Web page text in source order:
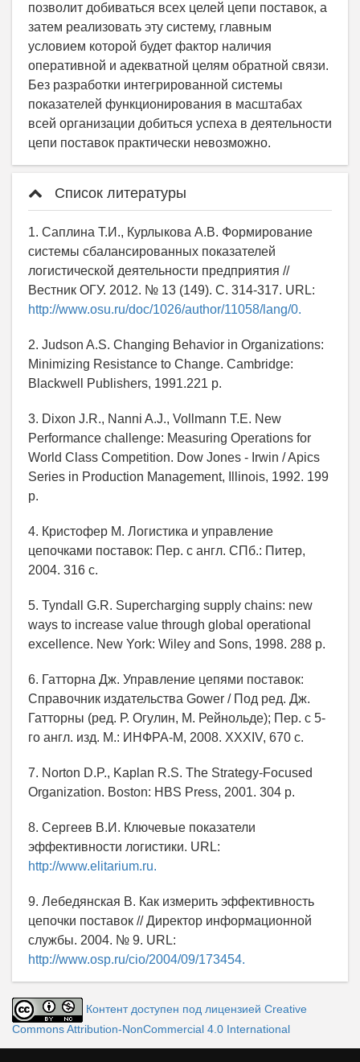
позволит добиваться всех целей цепи поставок, а
затем реализовать эту систему, главным
условием которой будет фактор наличия
оперативной и адекватной целям обратной связи.
Без разработки интегрированной системы
показателей функционирования в масштабах
всей организации добиться успеха в деятельности
цепи поставок практически невозможно.
Список литературы
1. Саплина Т.И., Курлыкова А.В. Формирование
системы сбалансированных показателей
логистической деятельности предприятия //
Вестник ОГУ. 2012. № 13 (149). С. 314-317. URL:
http://www.osu.ru/doc/1026/author/11058/lang/0.
2. Judson A.S. Changing Behavior in Organizations:
Minimizing Resistance to Change. Cambridge:
Blackwell Publishers, 1991.221 p.
3. Dixon J.R., Nanni A.J., Vollmann T.E. New
Performance challenge: Measuring Operations for
World Class Competition. Dow Jones - Irwin / Apics
Series in Production Management, Illinois, 1992. 199
p.
4. Кристофер М. Логистика и управление
цепочками поставок: Пер. с англ. СПб.: Питер,
2004. 316 с.
5. Tyndall G.R. Supercharging supply chains: new
ways to increase value through global operational
excellence. New York: Wiley and Sons, 1998. 288 p.
6. Гатторна Дж. Управление цепями поставок:
Справочник издательства Gower / Под ред. Дж.
Гатторны (ред. Р. Огулин, М. Рейнольде); Пер. с 5-
го англ. изд. М.: ИНФРА-М, 2008. XXXIV, 670 с.
7. Norton D.P., Kaplan R.S. The Strategy-Focused
Organization. Boston: HBS Press, 2001. 304 p.
8. Сергеев В.И. Ключевые показатели
эффективности логистики. URL:
http://www.elitarium.ru.
9. Лебедянская В. Как измерить эффективность
цепочки поставок // Директор информационной
службы. 2004. № 9. URL:
http://www.osp.ru/cio/2004/09/173454.
Контент доступен под лицензией Creative
Commons Attribution-NonCommercial 4.0 International